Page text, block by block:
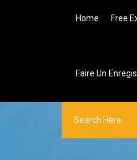
Home Free
Faire Un